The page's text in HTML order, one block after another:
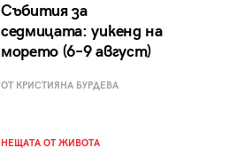
Събития за
седмицата: уикенд на
морето (6–9 август)
ОТ КРИСТИЯНА БУРДЕВА
НЕЩАТА ОТ ЖИВОТА